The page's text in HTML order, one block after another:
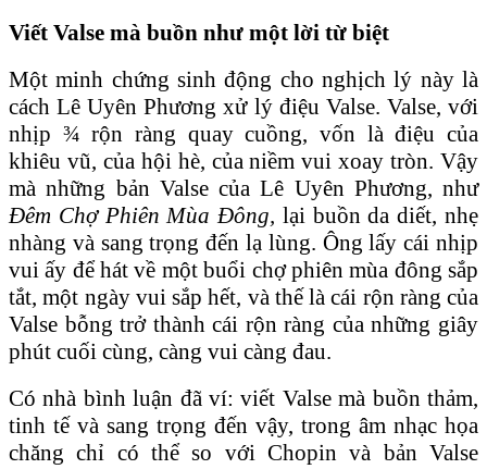
Viết Valse mà buồn như một lời từ biệt
Một minh chứng sinh động cho nghịch lý này là
cách Lê Uyên Phương xử lý điệu Valse. Valse, với
nhịp ¾ rộn ràng quay cuồng, vốn là điệu của
khiêu vũ, của hội hè, của niềm vui xoay tròn. Vậy
mà những bản Valse của Lê Uyên Phương, như
Đêm Chợ Phiên Mùa Đông, lại buồn da diết, nhẹ
nhàng và sang trọng đến lạ lùng. Ông lấy cái nhịp
vui ấy để hát về một buổi chợ phiên mùa đông sắp
tắt, một ngày vui sắp hết, và thế là cái rộn ràng của
Valse bỗng trở thành cái rộn ràng của những giây
phút cuối cùng, càng vui càng đau.
Có nhà bình luận đã ví: viết Valse mà buồn thảm,
tinh tế và sang trọng đến vậy, trong âm nhạc họa
chăng chỉ có thể so với Chopin và bản Valse